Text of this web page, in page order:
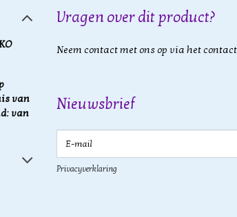
van
van
Vragen over dit product?
Neem contact met ons op via het
Nieuwsbrief
E-mail
Privacyverklaring